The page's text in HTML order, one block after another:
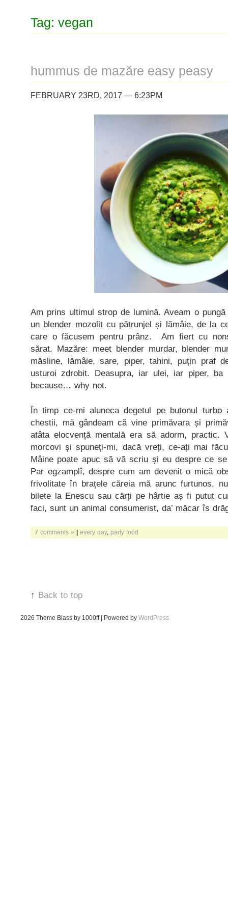
Tag: vegan
hummus de mazăre easy peasy
FEBRUARY 23RD, 2017 — 6:23PM
Am prins ultimul strop de lumină. Aveam o
un blender mozolit cu pătrunjel și lămâie, de la
care o făcusem pentru prânz. Am fiert cu
sărat. Mazăre: meet blender murdar, blender
măsline, lămâie, sare, piper, tahini, puțin praf
usturoi zdrobit. Deasupra, iar ulei, iar piper,
because… why not.
În timp ce-mi aluneca degetul pe butonul turbo
chestii, mă gândeam că vine primăvara și
atâta elocvență mentală era să adorm,
morcovi și spuneți-mi, dacă vreți, ce-ați mai
Mâine poate apuc să vă scriu și eu despre ce
Par egzamplî, despre cum am devenit o mică
frivolitate în brațele căreia mă arunc furtunos,
bilete la Enescu sau cărți pe hârtie aș fi putut
faci, sunt un animal consumerist, da’ măcar îs
7 comments » | every day, party food
↑ Back to top
2026 Theme Blass by 1000ff | Powered by WordPress